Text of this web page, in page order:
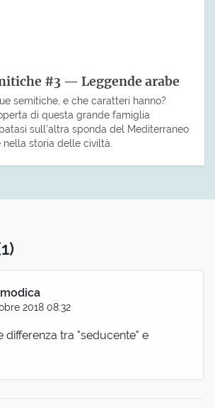
#3 — Leggende arabe
semitiche, e che caratteri hanno?
di questa grande famiglia
sull’altra sponda del Mediterraneo
storia delle civiltà.
2018 08:32
differenza tra "seducente" e